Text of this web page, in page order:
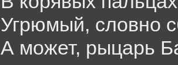
Угрюмый, словно
А может, рыцарь